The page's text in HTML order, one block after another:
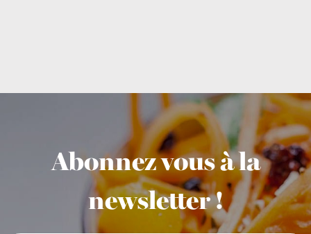
Abonnez vous à la
newsletter !